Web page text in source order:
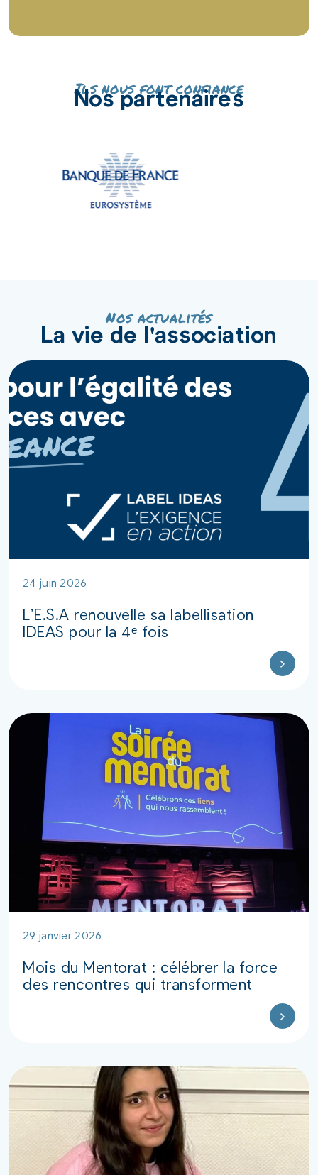
Ils nous font confiance
Nos partenaires
Nos actualités
La vie de l'association
24 juin 2026
L’E.S.A renouvelle sa labellisation
IDEAS pour la 4ᵉ fois
29 janvier 2026
Mois du Mentorat : célébrer la force
des rencontres qui transforment